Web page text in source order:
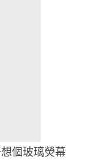
個玻璃熒幕